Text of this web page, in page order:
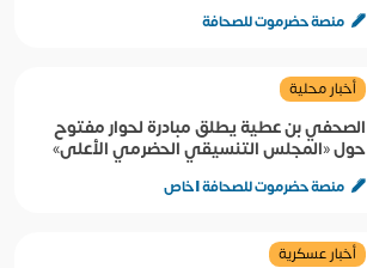
منصة حضرموت للصحافة
أخبار محلية
الصحفي بن عطية يطلق مبادرة لحوار مفتوح
حول «المجلس التنسيقي الحضرمي الأعلى»
منصة حضرموت للصحافة | خاص
أخبار عسكرية